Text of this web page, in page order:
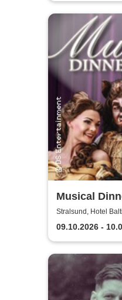
Musical
of Musicals
Stralsund, Hotel
09.10.2026 -